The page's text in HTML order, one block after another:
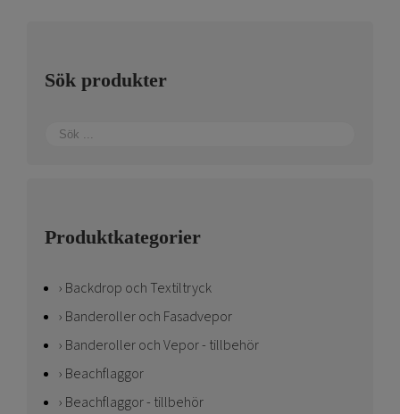
Sök produkter
Produktkategorier
Backdrop och Textiltryck
Banderoller och Fasadvepor
Banderoller och Vepor - tillbehör
Beachflaggor
Beachflaggor - tillbehör